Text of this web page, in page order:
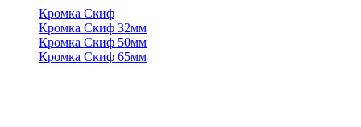
Кромка Скиф
Кромка Скиф 32мм
Кромка Скиф 50мм
Кромка Скиф 65мм